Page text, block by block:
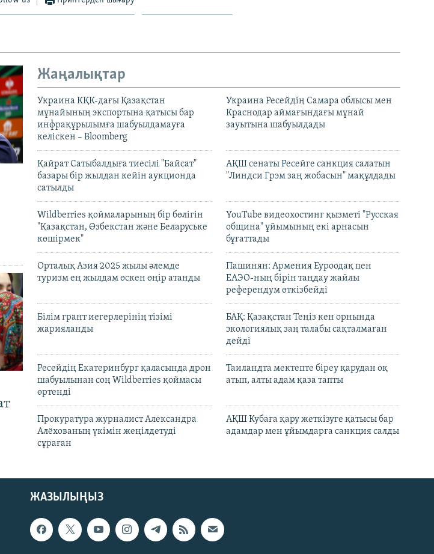
Жаңалықтар
Украина КҚК-дағы Қазақстан
мұнайының экспортына қатысы бар
инфрақұрылымға шабуылдамауға
келіскен – Bloomberg
Украина Ресейдің Самара облысы мен
Краснодар аймағындағы мұнай
зауытына шабуылдады
Қайрат Сатыбалдыға тиесілі "Байсат"
базары бір жылдан кейін аукционда
сатылды
АҚШ сенаты Ресейге санкция салатын
"Линдси Грэм заң жобасын" мақұлдады
Wildberries қоймаларының бір бөлігін
"Қазақстан, Өзбекстан және Беларуське
көшірмек"
YouTube видеохостинг қызметі "Русская
община" ұйымының екі арнасын
бұғаттады
Орталық Азия 2025 жылы әлемде
туризм ең жылдам өскен өңір атанды
Пашинян: Армения Еуроодақ пен
ЕАЭО-ның бірін таңдау жайлы
референдум өткізбейді
Білім грант иегерлерінің тізімі
жарияланды
БАҚ: Қазақстан Теңіз кен орнында
экологиялық заң талабы сақталмаған
дейді
Ресейдің Екатеринбург қаласында дрон
шабуылынан соң Wildberries қоймасы
өртенді
Таиландта мектепте біреу қарудан оқ
атып, алты адам қаза тапты
Прокуратура журналист Александра
Алёхованың үкімін жеңілдетуді
сұраған
АҚШ Кубаға қару жеткізуге қатысы бар
адамдар мен ұйымдарға санкция салды
ЖАЗЫЛЫҢЫЗ